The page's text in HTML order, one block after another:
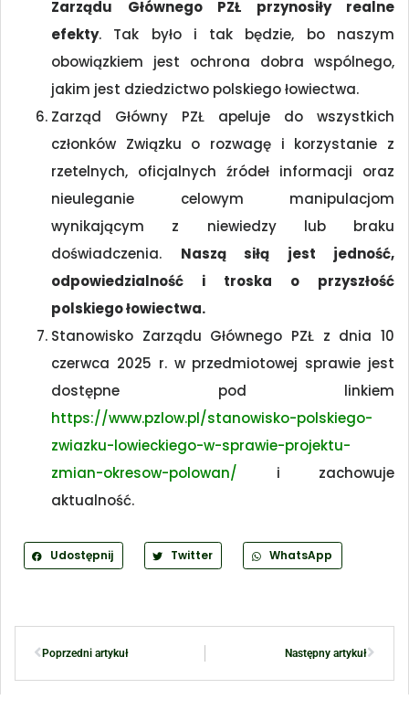
Zarządu Głównego PZŁ przynosiły realne
efekty. Tak było i tak będzie, bo naszym
obowiązkiem jest ochrona dobra wspólnego,
jakim jest dziedzictwo polskiego łowiectwa.
Zarząd Główny PZŁ apeluje do wszystkich
członków Związku o rozwagę i korzystanie z
rzetelnych, oficjalnych źródeł informacji oraz
nieuleganie celowym manipulacjom
wynikającym z niewiedzy lub braku
doświadczenia. Naszą siłą jest jedność,
odpowiedzialność i troska o przyszłość
polskiego łowiectwa.
Stanowisko Zarządu Głównego PZŁ z dnia 10
czerwca 2025 r. w przedmiotowej sprawie jest
dostępne pod linkiem
https://www.pzlow.pl/stanowisko-polskiego-
zwiazku-lowieckiego-w-sprawie-projektu-
zmian-okresow-polowan/ i zachowuje
aktualność.
Udostępnij Twitter WhatsApp
Poprzedni artykuł Następny artykuł